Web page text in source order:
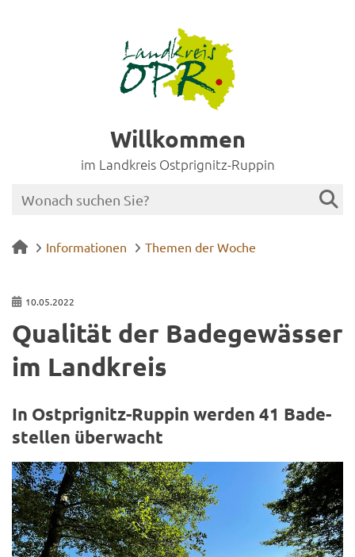
Willkommen
im Landkreis Ostprignitz-Ruppin
Informationen Themen der Woche
10.05.2022
Qua­li­tät der Ba­de­ge­wäs­ser
im Land­kreis
In Ostprignitz-​Ruppin wer­den 41 Ba­de­
stel­len über­wacht